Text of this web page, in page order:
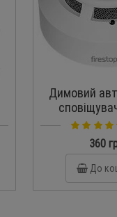
Димовий
СПД-
360
До